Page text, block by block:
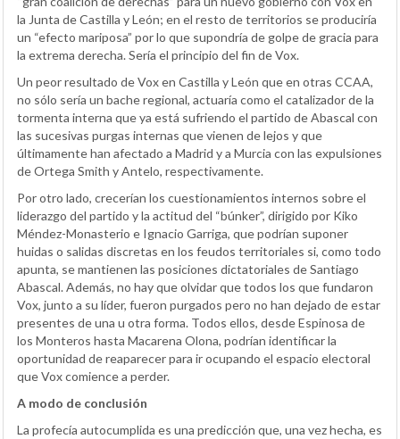
la Junta de Castilla y León; en el resto de territorios se produciría
un “efecto mariposa” por lo que supondría de golpe de gracia para
la extrema derecha. Sería el principio del fin de Vox.
Un peor resultado de Vox en Castilla y León que en otras CCAA,
no sólo sería un bache regional, actuaría como el catalizador de la
tormenta interna que ya está sufriendo el partido de Abascal con
las sucesivas purgas internas que vienen de lejos y que
últimamente han afectado a Madrid y a Murcia con las expulsiones
de Ortega Smith y Antelo, respectivamente.
Por otro lado, crecerían los cuestionamientos internos sobre el
liderazgo del partido y la actitud del “búnker”, dirigido por Kiko
Méndez-Monasterio e Ignacio Garriga, que podrían suponer
huidas o salidas discretas en los feudos territoriales si, como todo
apunta, se mantienen las posiciones dictatoriales de Santiago
Abascal. Además, no hay que olvidar que todos los que fundaron
Vox, junto a su líder, fueron purgados pero no han dejado de estar
presentes de una u otra forma. Todos ellos, desde Espinosa de
los Monteros hasta Macarena Olona, podrían identificar la
oportunidad de reaparecer para ir ocupando el espacio electoral
que Vox comience a perder.
A modo de conclusión
La profecía autocumplida es una predicción que, una vez hecha, es